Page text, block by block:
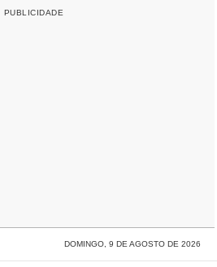
DOMINGO, 9 DE AGOSTO DE 2026